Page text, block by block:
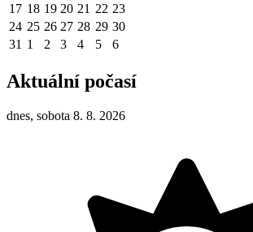
17 18 19 20 21 22 23
24 25 26 27 28 29 30
31 1 2 3 4 5 6
Aktuální počasí
dnes, sobota 8. 8. 2026